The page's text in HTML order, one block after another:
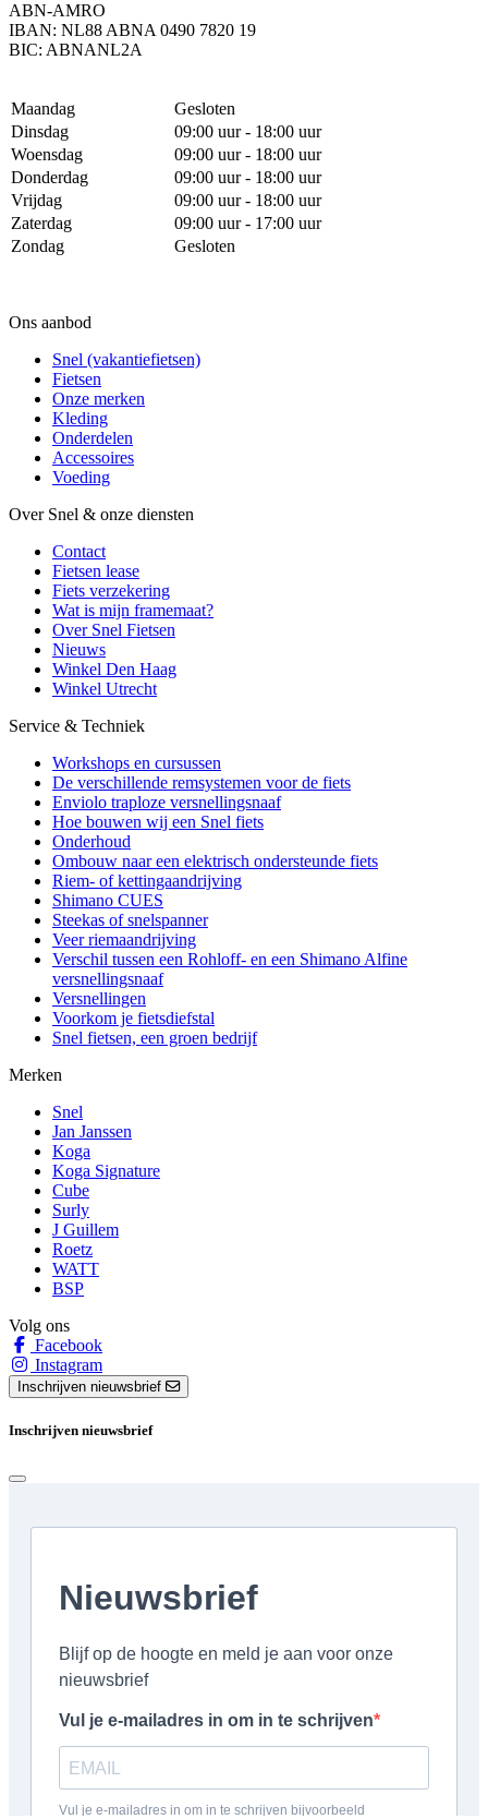
ABN-AMRO
IBAN: NL88 ABNA 0490 7820 19
BIC: ABNANL2A
Maandag
Gesloten
Dinsdag
09:00 uur - 18:00 uur
Woensdag
09:00 uur - 18:00 uur
Donderdag
09:00 uur - 18:00 uur
Vrijdag
09:00 uur - 18:00 uur
Zaterdag
09:00 uur - 17:00 uur
Zondag
Gesloten
Ons aanbod
Snel (vakantiefietsen)
Fietsen
Onze merken
Kleding
Onderdelen
Accessoires
Voeding
Over Snel & onze diensten
Contact
Fietsen lease
Fiets verzekering
Wat is mijn framemaat?
Over Snel Fietsen
Nieuws
Winkel Den Haag
Winkel Utrecht
Service & Techniek
Workshops en cursussen
De verschillende remsystemen voor de fiets
Enviolo traploze versnellingsnaaf
Hoe bouwen wij een Snel fiets
Onderhoud
Ombouw naar een elektrisch ondersteunde fiets
Riem- of kettingaandrijving
Shimano CUES
Steekas of snelspanner
Veer riemaandrijving
Verschil tussen een Rohloff- en een Shimano Alfine
versnellingsnaaf
Versnellingen
Voorkom je fietsdiefstal
Snel fietsen, een groen bedrijf
Merken
Snel
Jan Janssen
Koga
Koga Signature
Cube
Surly
J Guillem
Roetz
WATT
BSP
Volg ons
Facebook
Instagram
Inschrijven nieuwsbrief
Inschrijven nieuwsbrief